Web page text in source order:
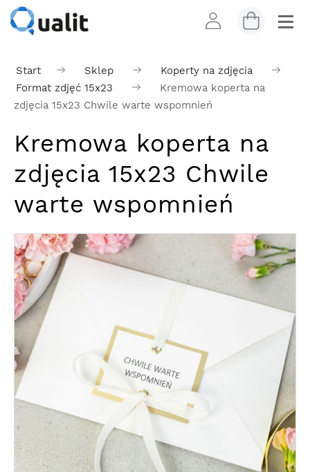
Start Sklep
Koperty na zdjęcia
Format zdjęć 15x23
Kremowa koperta na
zdjęcia 15x23 Chwile warte wspomnień
Kremowa koperta na
zdjęcia 15x23 Chwile
warte wspomnień